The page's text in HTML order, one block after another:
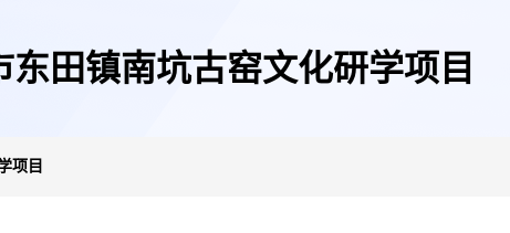
东田镇南坑古窑文化研学项目
项目